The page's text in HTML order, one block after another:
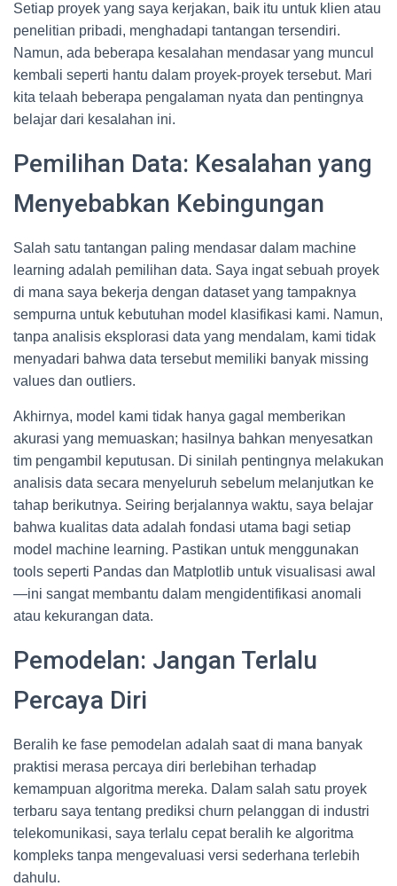
Setiap proyek yang saya kerjakan, baik itu untuk klien atau
penelitian pribadi, menghadapi tantangan tersendiri.
Namun, ada beberapa kesalahan mendasar yang muncul
kembali seperti hantu dalam proyek-proyek tersebut. Mari
kita telaah beberapa pengalaman nyata dan pentingnya
belajar dari kesalahan ini.
Pemilihan Data: Kesalahan yang
Menyebabkan Kebingungan
Salah satu tantangan paling mendasar dalam machine
learning adalah pemilihan data. Saya ingat sebuah proyek
di mana saya bekerja dengan dataset yang tampaknya
sempurna untuk kebutuhan model klasifikasi kami. Namun,
tanpa analisis eksplorasi data yang mendalam, kami tidak
menyadari bahwa data tersebut memiliki banyak missing
values dan outliers.
Akhirnya, model kami tidak hanya gagal memberikan
akurasi yang memuaskan; hasilnya bahkan menyesatkan
tim pengambil keputusan. Di sinilah pentingnya melakukan
analisis data secara menyeluruh sebelum melanjutkan ke
tahap berikutnya. Seiring berjalannya waktu, saya belajar
bahwa kualitas data adalah fondasi utama bagi setiap
model machine learning. Pastikan untuk menggunakan
tools seperti Pandas dan Matplotlib untuk visualisasi awal
—ini sangat membantu dalam mengidentifikasi anomali
atau kekurangan data.
Pemodelan: Jangan Terlalu
Percaya Diri
Beralih ke fase pemodelan adalah saat di mana banyak
praktisi merasa percaya diri berlebihan terhadap
kemampuan algoritma mereka. Dalam salah satu proyek
terbaru saya tentang prediksi churn pelanggan di industri
telekomunikasi, saya terlalu cepat beralih ke algoritma
kompleks tanpa mengevaluasi versi sederhana terlebih
dahulu.